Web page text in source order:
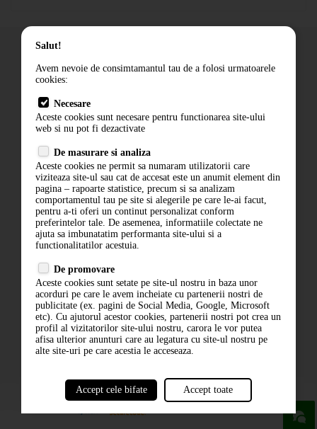
Cum comand
Livrare
Contact
Politica de confidentialitate
ANPC
ABONARE LA NEWSLETTER
ABONARE
Salut!
Avem nevoie de consimtamantul tau de a folosi urmatoarele
cookies:
Necesare
Aceste cookies sunt necesare pentru functionarea site-ului
web si nu pot fi dezactivate
De masurare si analiza
Aceste cookies ne permit sa numaram utilizatorii care
viziteaza site-ul sau cat de accesat este un anumit element din
pagina – rapoarte statistice, precum si sa analizam
comportamentul tau pe site si alegerile pe care le-ai facut,
pentru a-ti oferi un continut personalizat conform
preferintelor tale. De asemenea, informatiile colectate ne
ajuta sa imbunatatim performanta site-ului si a
functionalitatilor acestuia.
De promovare
Aceste cookies sunt setate pe site-ul nostru in baza unor
acorduri pe care le avem incheiate cu partenerii nostri de
publicitate (ex. pagini de Social Media, Google, Microsoft
etc). Cu ajutorul acestor cookies, partenerii nostri pot crea un
profil al vizitatorilor site-ului nostru, carora le vor putea
afisa ulterior anunturi care au legatura cu site-ul nostru pe
alte site-uri pe care acestia le acceseaza.
Accept cele bifate Accept toate